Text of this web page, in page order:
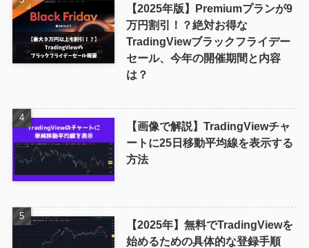
【2025年版】Premiumプランが9
万円割引！？絶対お得な
TradingViewブラックフライデー
セール、今年の開催期間と内容
は？
【画像で解説】TradingViewチャ
ートに25日移動平均線を表示する
方法
【2025年】無料でTradingViewを
始めるための具体的な登録手順